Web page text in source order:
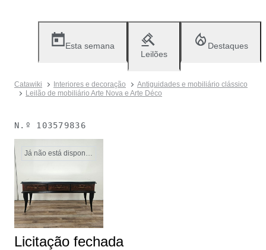
Esta semana
Leilões
Destaques
Catawiki Interiores e decoração
Antiguidades e mobiliário clássico
Leilão de mobiliário Arte Nova e Arte Déco
N.º 103579836
Já não está disponível
Licitação fechada